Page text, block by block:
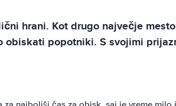
hrani. Kot drugo največje
obiskati popotniki. S svojimi